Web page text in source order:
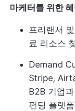
마케터를 위한
프리랜서
료 리소스
Demand
Stripe,
B2B 기업
펀딩 플랫